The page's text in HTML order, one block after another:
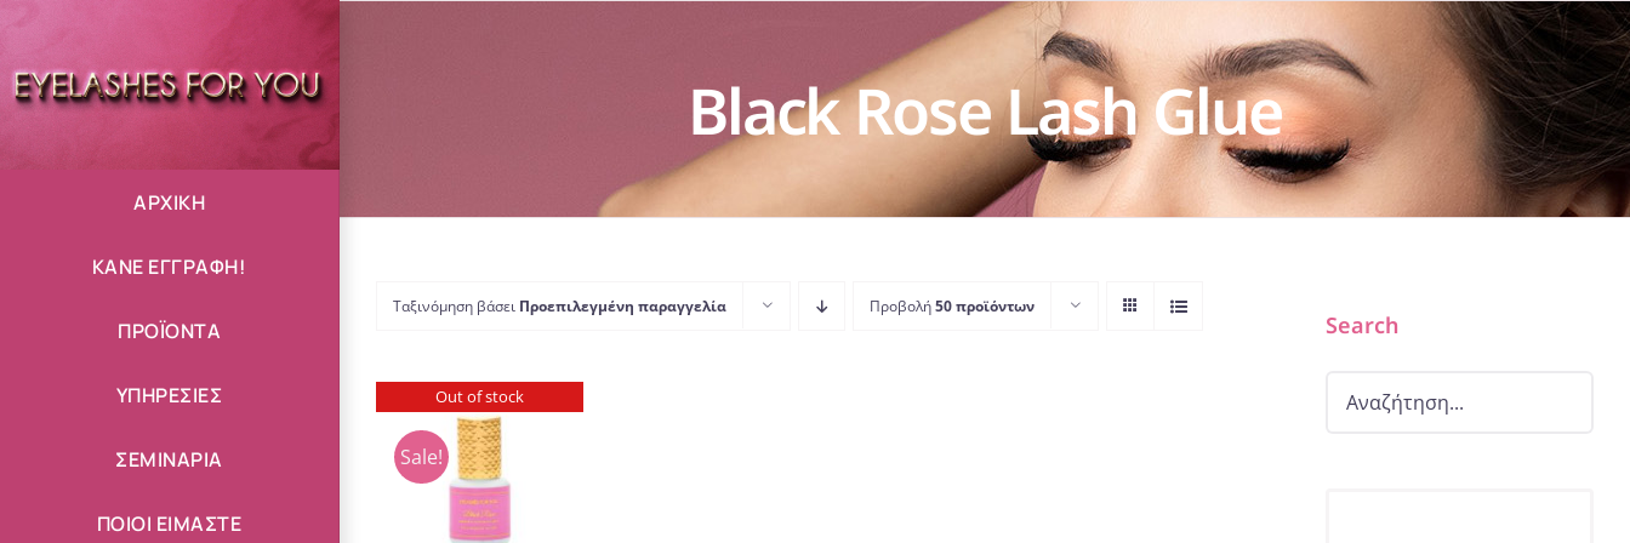
Μετάβαση
περιεχόμενο
ΑΡΧΙΚΗ
ΚΑΝΕ ΕΓΓΡΑΦΗ!
ΠΡΟΪΟΝΤΑ
ΥΠΗΡΕΣΙΕΣ
ΣΕΜΙΝΑΡΙΑ
ΠΟΙΟΙ ΕΙΜΑΣΤΕ
Black Rose Lash Glue
Ταξινόμηση βάσει Προεπιλεγμένη παραγγελία Προβολή50 προϊόντων
Out of stock
Sale!
ΛΕΠΤΟΜΈΡΕΙΕΣ
Search